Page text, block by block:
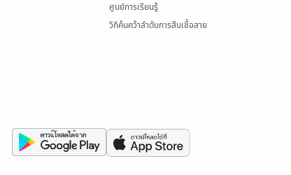
ศูนย์การเรียนรู้
วิกิค้นคว้าลำดับการสืบเชื้อสาย